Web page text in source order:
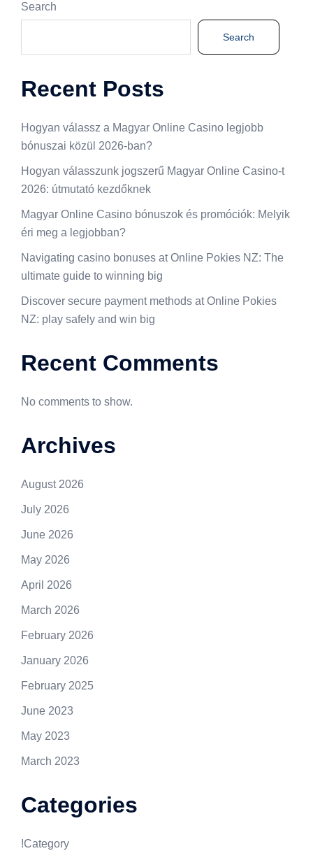
Search
Search
Recent Posts
Hogyan válassz a Magyar Online Casino legjobb
bónuszai közül 2026-ban?
Hogyan válasszunk jogszerű Magyar Online Casino-t
2026: útmutató kezdőknek
Magyar Online Casino bónuszok és promóciók: Melyik
éri meg a legjobban?
Navigating casino bonuses at Online Pokies NZ: The
ultimate guide to winning big
Discover secure payment methods at Online Pokies
NZ: play safely and win big
Recent Comments
No comments to show.
Archives
August 2026
July 2026
June 2026
May 2026
April 2026
March 2026
February 2026
January 2026
February 2025
June 2023
May 2023
March 2023
Categories
!Category